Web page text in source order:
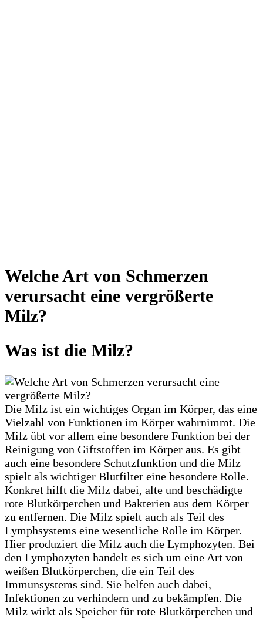
Welche Art von Schmerzen
verursacht eine vergrößerte
Milz?
Was ist die Milz?
Die Milz ist ein wichtiges Organ im Körper, das eine
Vielzahl von Funktionen im Körper wahrnimmt. Die
Milz übt vor allem eine besondere Funktion bei der
Reinigung von Giftstoffen im Körper aus. Es gibt
auch eine besondere Schutzfunktion und die Milz
spielt als wichtiger Blutfilter eine besondere Rolle.
Konkret hilft die Milz dabei, alte und beschädigte
rote Blutkörperchen und Bakterien aus dem Körper
zu entfernen. Die Milz spielt auch als Teil des
Lymphsystems eine wesentliche Rolle im Körper.
Hier produziert die Milz auch die Lymphozyten. Bei
den Lymphozyten handelt es sich um eine Art von
weißen Blutkörperchen, die ein Teil des
Immunsystems sind. Sie helfen auch dabei,
Infektionen zu verhindern und zu bekämpfen. Die
Milz wirkt als Speicher für rote Blutkörperchen und